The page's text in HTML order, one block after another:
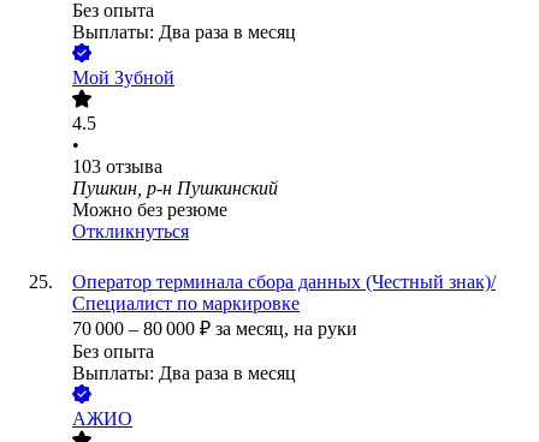
Без опыта
Выплаты: Два раза в месяц
Мой Зубной
4.5
•
103 отзыва
Пушкин, р-н Пушкинский
Можно без резюме
Откликнуться
Оператор терминала сбора данных (Честный знак)/
Специалист по маркировке
70 000 – 80 000 ₽ за месяц, на руки
Без опыта
Выплаты: Два раза в месяц
АЖИО